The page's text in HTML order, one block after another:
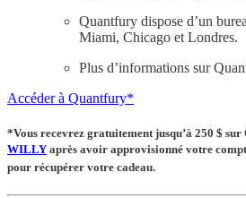
Quantfury dispose d’un
Miami, Chicago et Londres.
Plus d’informations sur
Accéder à Quantfury*
*Vous recevrez gratuitement jusqu’à 250 $
WILLY après avoir approvisionné votre
pour récupérer votre cadeau.